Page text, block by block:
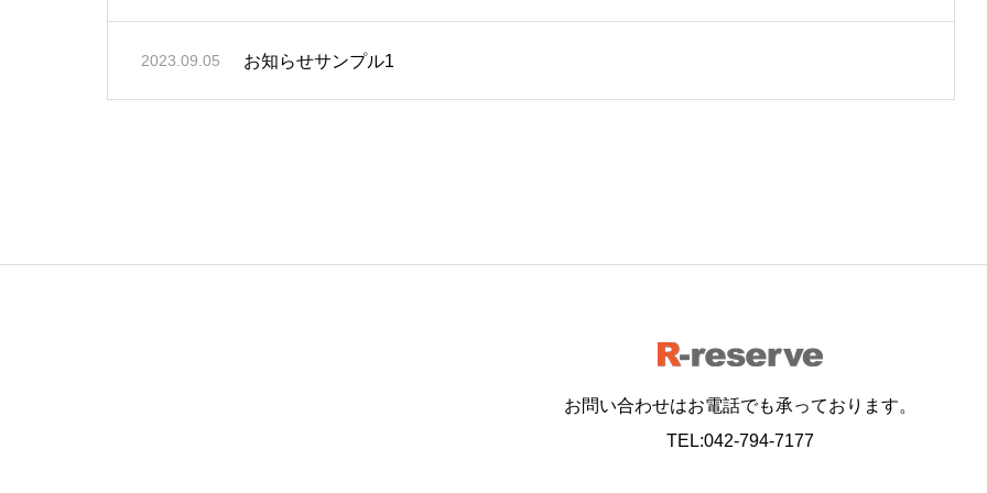
2023.09.05 お知らせサンプル1
お問い合わせはお電話でも承っております。
TEL:042-794-7177